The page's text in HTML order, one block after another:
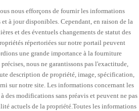
nous efforçons de fournir les informations
à jour disponibles. Cependant, en raison de la
et des éventuels changements de statut des
répertoriées sur notre portail peuvent
une grande importance à la fourniture
nous ne garantissons pas l'exactitude,
description de propriété, image, spécification,
sur notre site. Les informations concernant les
des modifications sans préavis et peuvent ne pas
actuels de la propriété.Toutes les informations